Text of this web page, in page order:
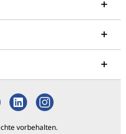
vorbehalten.